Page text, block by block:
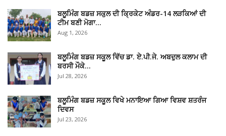
ਬਲੂਮਿੰਗ ਬਡਜ਼ ਸਕੁਲ ਦੀ ਕ੍ਰਿਕੇਟ ਅੰਡਰ-14 ਲੜਕਿਆਂ ਦੀ
ਟੀਮ ਬਣੀ ਮੋਗਾ…
Aug 1, 2026
ਬਲੂਮਿੰਗ ਬਡਜ਼ ਸਕੂਲ ਵਿੱਚ ਡਾ. ਏ.ਪੀ.ਜੇ. ਅਬਦੁਲ ਕਲਾਮ ਦੀ
ਬਰਸੀ ਮੌਕੇ…
Jul 28, 2026
ਬਲੂਮਿੰਗ ਬਡਜ਼ ਸਕੂਲ ਵਿਖੇ ਮਨਾਇਆ ਗਿਆ ਵਿਸ਼ਵ ਸ਼ਤਰੰਜ
ਦਿਵਸ
Jul 23, 2026